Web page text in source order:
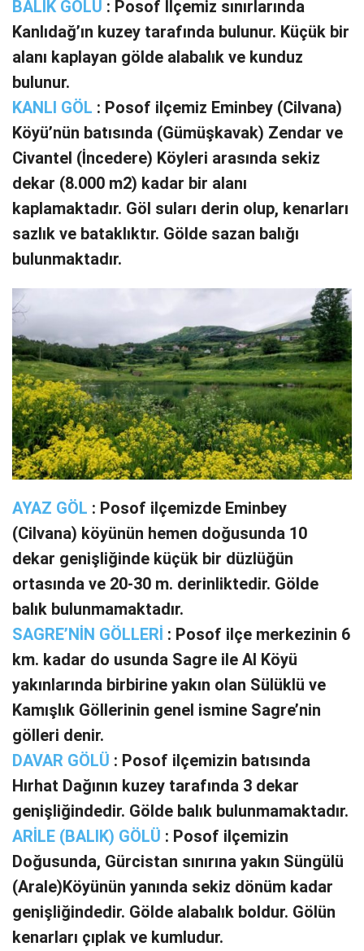
BALIK GÖLÜ : Posof İlçemiz sınırlarında
Kanlıdağ’ın kuzey tarafında bulunur. Küçük bir
alanı kaplayan gölde alabalık ve kunduz
bulunur.
KANLI GÖL : Posof ilçemiz Eminbey (Cilvana)
Köyü’nün batısında (Gümüşkavak) Zendar ve
Civantel (İncedere) Köyleri arasında sekiz
dekar (8.000 m2) kadar bir alanı
kaplamaktadır. Göl suları derin olup, kenarları
sazlık ve bataklıktır. Gölde sazan balığı
bulunmaktadır.
AYAZ GÖL : Posof ilçemizde Eminbey
(Cilvana) köyünün hemen doğusunda 10
dekar genişliğinde küçük bir düzlüğün
ortasında ve 20-30 m. derinliktedir. Gölde
balık bulunmamaktadır.
SAGRE’NİN GÖLLERİ : Posof ilçe merkezinin 6
km. kadar do usunda Sagre ile Al Köyü
yakınlarında birbirine yakın olan Sülüklü ve
Kamışlık Göllerinin genel ismine Sagre’nin
gölleri denir.
DAVAR GÖLÜ : Posof ilçemizin batısında
Hırhat Dağının kuzey tarafında 3 dekar
genişliğindedir. Gölde balık bulunmamaktadır.
ARİLE (BALIK) GÖLÜ : Posof ilçemizin
Doğusunda, Gürcistan sınırına yakın Süngülü
(Arale)Köyünün yanında sekiz dönüm kadar
genişliğindedir. Gölde alabalık boldur. Gölün
kenarları çıplak ve kumludur.